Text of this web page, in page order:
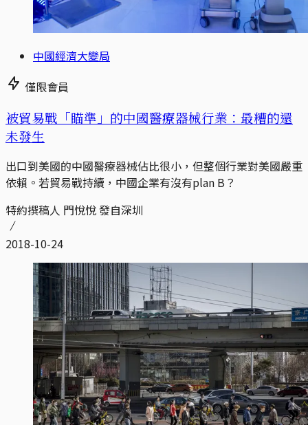
中國經濟大變局
僅限會員
被貿易戰「瞄準」的中國醫療器械行業：最糟的還
未發生
出口到美國的中國醫療器械佔比很小，但整個行業對美國嚴重
依賴。若貿易戰持續，中國企業有沒有plan B？
特約撰稿人 門悅悅 發自深圳
2018-10-24